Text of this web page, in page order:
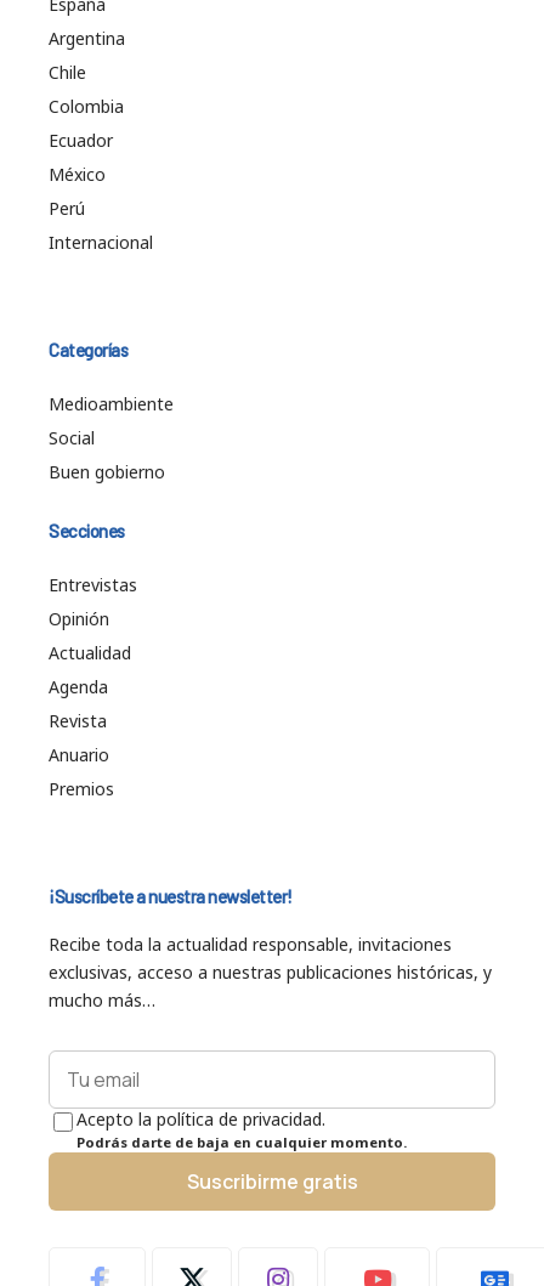
Argentina
Chile
Colombia
Ecuador
México
Perú
Internacional
Categorías
Medioambiente
Social
Buen gobierno
Secciones
Entrevistas
Opinión
Actualidad
Agenda
Revista
Anuario
Premios
¡Suscríbete a nuestra newsletter!
Recibe toda la actualidad responsable, invitaciones
exclusivas, acceso a nuestras publicaciones históricas, y
mucho más…
Acepto la política de privacidad.
Podrás darte de baja en cualquier momento.
Suscribirme gratis